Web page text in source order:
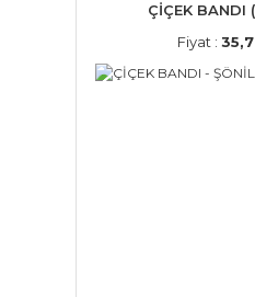
ÇİÇEK BANDI
Fiyat :